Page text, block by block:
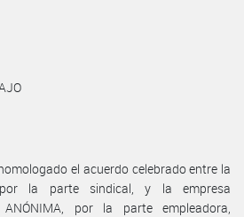
el acuerdo celebrado entre la
por la parte sindical, y la empresa
ANÓNIMA, por la parte empleadora,